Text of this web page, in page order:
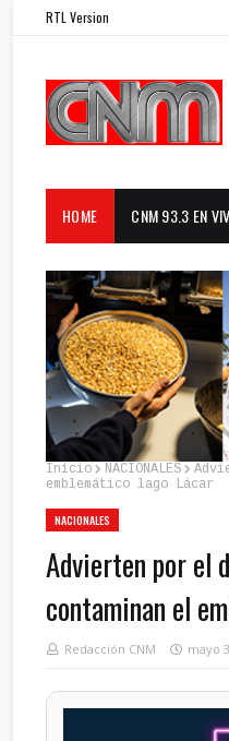
RTL Version
HOME CNM 93.3 EN
Inicio NACIONALES
emblemático lago Lácar
NACIONALES
Advierten por el
contaminan el
Redacción CNM mayo